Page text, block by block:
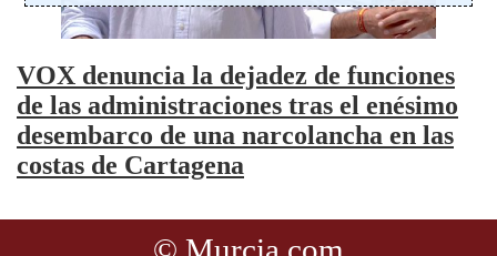
VOX denuncia la dejadez de funciones
de las administraciones tras el enésimo
desembarco de una narcolancha en las
costas de Cartagena
© Murcia.com